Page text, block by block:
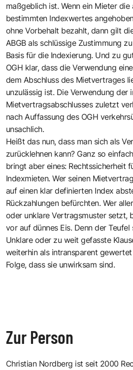
maßgeblich ist. Wenn ein Mieter die
bestimmten Indexwertes
ohne Vorbehalt bezahlt, dann gilt
ABGB als schlüssige Zustimmung
Basis für die Indexierung. Und zu
OGH klar, dass die Verwendung
dem Abschluss des Mietvertrages
unzulässig ist. Die Verwendung der
Mietvertragsabschlusses zuletzt
nach Auffassung des OGH
unsachlich.
Heißt das nun, dass man sich als
zurücklehnen kann? Ganz so
bringt aber eines: Rechtssicherheit
Indexmieten. Wer seinen
auf einen klar definierten Index
Rückzahlungen befürchten. Wer
oder unklare Vertragsmuster setzt,
vor auf dünnes Eis. Denn der
Unklare oder zu weit gefasste
weiterhin als intransparent
Folge, dass sie unwirksam sind.
Zur Person
Christian Nordberg ist seit 2000